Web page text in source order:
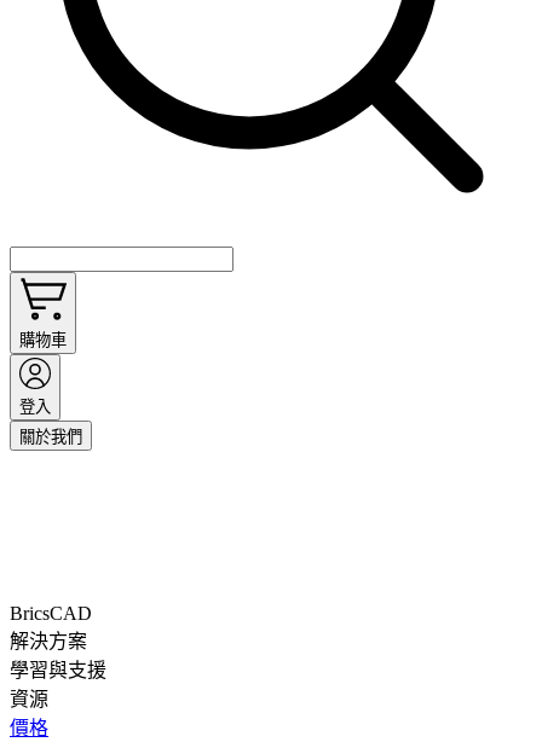
購物車
登入
關於我們
BricsCAD
解決方案
學習與支援
資源
價格